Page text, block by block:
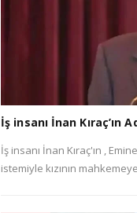
İş insanı İnan Kıraç’ın
İş insanı İnan Kıraç'ın ,
istemiyle kızının